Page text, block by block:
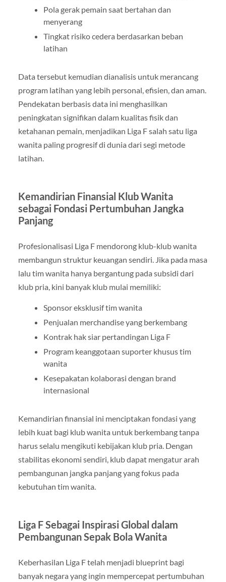
Pola gerak pemain saat bertahan dan
menyerang
Tingkat risiko cedera berdasarkan beban
latihan
Data tersebut kemudian dianalisis untuk merancang
program latihan yang lebih personal, efisien, dan aman.
Pendekatan berbasis data ini menghasilkan
peningkatan signifikan dalam kualitas fisik dan
ketahanan pemain, menjadikan Liga F salah satu liga
wanita paling progresif di dunia dari segi metode
latihan.
Kemandirian Finansial Klub Wanita
sebagai Fondasi Pertumbuhan Jangka
Panjang
Profesionalisasi Liga F mendorong klub-klub wanita
membangun struktur keuangan sendiri. Jika pada masa
lalu tim wanita hanya bergantung pada subsidi dari
klub pria, kini banyak klub mulai memiliki:
Sponsor eksklusif tim wanita
Penjualan merchandise yang berkembang
Kontrak hak siar pertandingan Liga F
Program keanggotaan suporter khusus tim
wanita
Kesepakatan kolaborasi dengan brand
internasional
Kemandirian finansial ini menciptakan fondasi yang
lebih kuat bagi klub wanita untuk berkembang tanpa
harus selalu mengikuti kebijakan klub pria. Dengan
stabilitas ekonomi sendiri, klub dapat mengatur arah
pembangunan jangka panjang yang fokus pada
kebutuhan tim wanita.
Liga F Sebagai Inspirasi Global dalam
Pembangunan Sepak Bola Wanita
Keberhasilan Liga F telah menjadi blueprint bagi
banyak negara yang ingin mempercepat pertumbuhan